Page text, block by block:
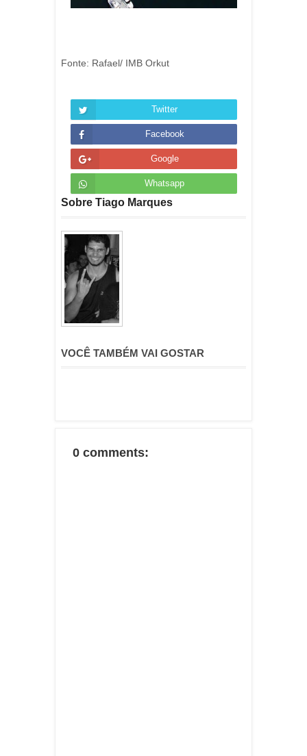
Fonte: Rafael/ IMB Orkut
Twitter
Facebook
Google
Whatsapp
Sobre Tiago Marques
VOCÊ TAMBÉM VAI GOSTAR
0 comments: